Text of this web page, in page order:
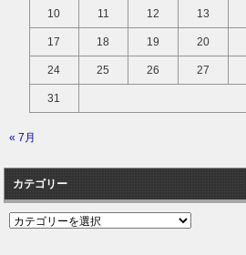
10 11 12 13
17 18 19 20
24 25 26 27
31
« 7月
カテゴリー
カ